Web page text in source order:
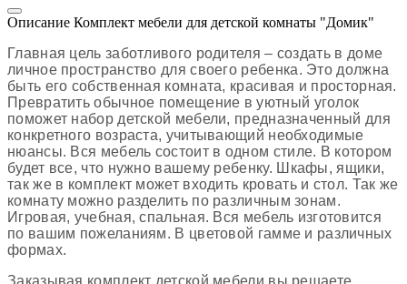
Описание Комплект мебели для детской комнаты "Домик"
Главная цель заботливого родителя – создать в доме
личное пространство для своего ребенка. Это должна
быть его собственная комната, красивая и просторная.
Превратить обычное помещение в уютный уголок
поможет набор детской мебели, предназначенный для
конкретного возраста, учитывающий необходимые
нюансы. Вся мебель состоит в одном стиле. В котором
будет все, что нужно вашему ребенку. Шкафы, ящики,
так же в комплект может входить кровать и стол. Так же
комнату можно разделить по различным зонам.
Игровая, учебная, спальная. Вся мебель изготовится
по вашим пожеланиям. В цветовой гамме и различных
формах.
Заказывая комплект детской мебели вы решаете